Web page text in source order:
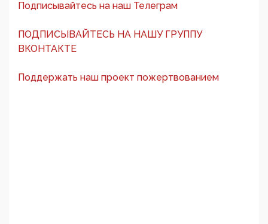
Подписывайтесь на наш Телеграм
ПОДПИСЫВАЙТЕСЬ НА НАШУ ГРУППУ
ВКОНТАКТЕ
Поддержать наш проект пожертвованием